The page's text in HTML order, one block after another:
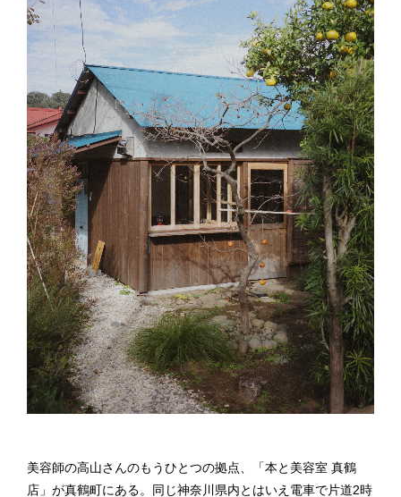
美容師の高山さんのもうひとつの拠点、「本と美容室 真鶴
店」が真鶴町にある。同じ神奈川県内とはいえ電車で片道2時